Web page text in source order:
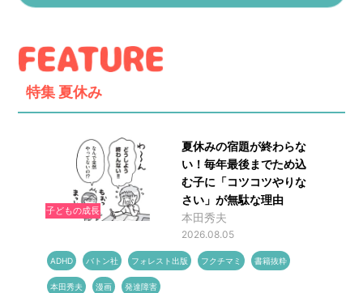
特集 夏休み
子どもの成長
夏休みの宿題が終わらな
い！毎年最後までため込
む子に「コツコツやりな
さい」が無駄な理由
本田秀夫
2026.08.05
ADHD バトン社 フォレスト出版 フクチマミ 書籍抜粋
本田秀夫 漫画 発達障害